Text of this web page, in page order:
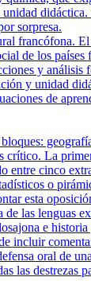
sorpresa.
francófona.
de los
y análisis
y unidad
de
La
entre cinco
o
esta
las lenguas
e
incluir
oral de
las destrezas